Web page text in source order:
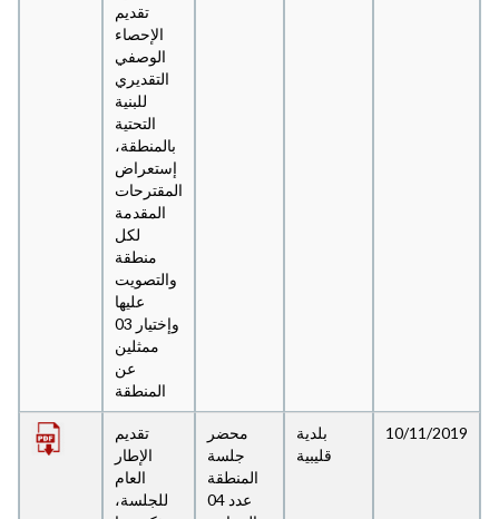
تقديم
الإحصاء
الوصفي
التقديري
للبنية
التحتية
بالمنطقة،
إستعراض
المقترحات
المقدمة
لكل
منطقة
والتصويت
عليها
وإختيار 03
ممثلين
عن
المنطقة
10/11/2019
بلدية
قليبية
محضر
جلسة
المنطقة
عدد 04
تقديم
الإطار
العام
للجلسة،